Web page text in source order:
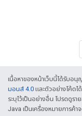
เนื้อหาของหน้าเว็บนี้ได้รับอนุ
มอนส์ 4.0 และตัวอย่างโค้ด
ระบุไว้เป็นอย่างอื่น โปรดดูรา
Java เป็นเครื่องหมายการค้า